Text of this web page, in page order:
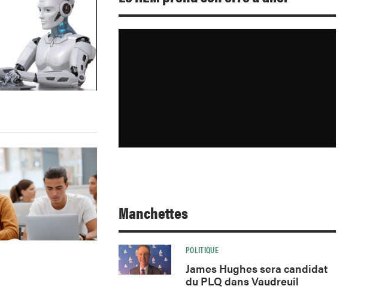
Manchettes
POLITIQUE
James Hughes sera candidat
du PLQ dans Vaudreuil